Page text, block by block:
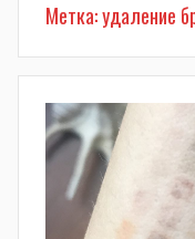
Метка:удаление